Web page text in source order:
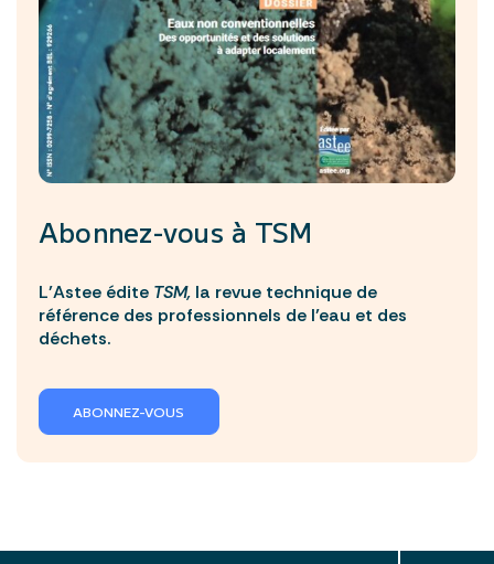
Abonnez-vous à TSM
L’Astee édite TSM, la revue technique de
référence des professionnels de l’eau et des
déchets.
ABONNEZ-VOUS